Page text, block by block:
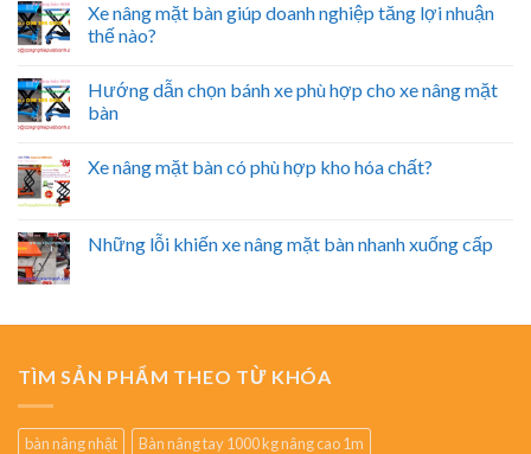
Xe nâng mặt bàn giúp doanh nghiệp tăng lợi nhuận
thế nào?
Hướng dẫn chọn bánh xe phù hợp cho xe nâng mặt
bàn
Xe nâng mặt bàn có phù hợp kho hóa chất?
Những lỗi khiến xe nâng mặt bàn nhanh xuống cấp
TÌM SẢN PHẨM THEO TỪ KHÓA
bàn nâng nhật
Bàn nâng tay 1000 kg nâng cao 1m